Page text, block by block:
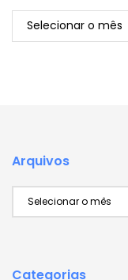
Arquivos
Arquivos
Categorias